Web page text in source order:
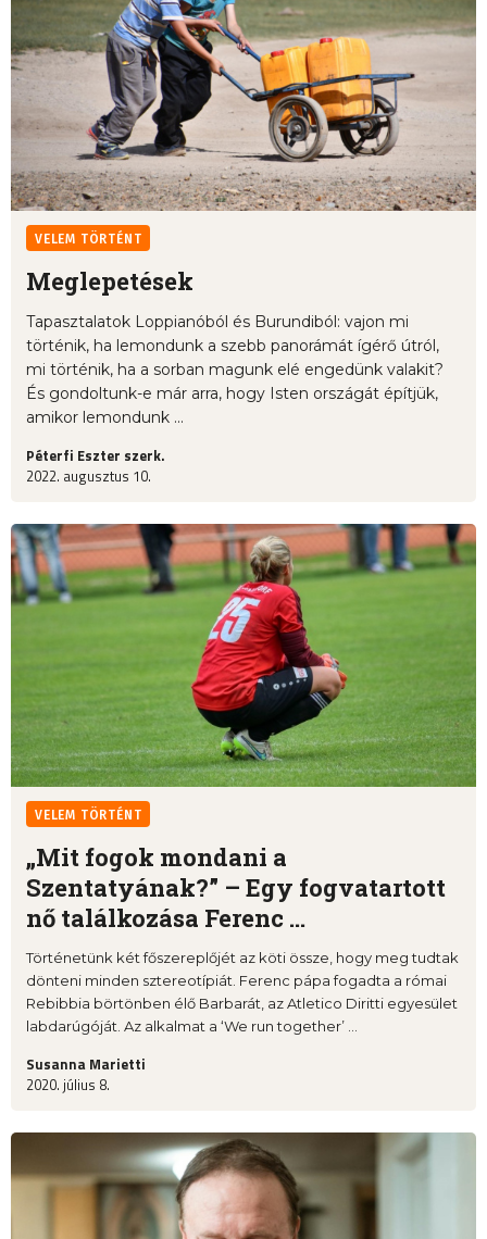
VELEM TÖRTÉNT
Meglepetések
Tapasztalatok Loppianóból és Burundiból: vajon mi
történik, ha lemondunk a szebb panorámát ígérő útról,
mi történik, ha a sorban magunk elé engedünk valakit?
És gondoltunk-e már arra, hogy Isten országát építjük,
amikor lemondunk ...
Péterfi Eszter szerk.
2022. augusztus 10.
VELEM TÖRTÉNT
„Mit fogok mondani a
Szentatyának?” – Egy fogvatartott
nő találkozása Ferenc ...
Történetünk két főszereplőjét az köti össze, hogy meg tudtak
dönteni minden sztereotípiát. Ferenc pápa fogadta a római
Rebibbia börtönben élő Barbarát, az Atletico Diritti egyesület
labdarúgóját. Az alkalmat a ‘We run together’ ...
Susanna Marietti
2020. július 8.